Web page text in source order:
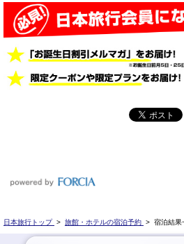
日本旅行トップ > 旅館・ホテルの宿泊予約 > 宿泊結果